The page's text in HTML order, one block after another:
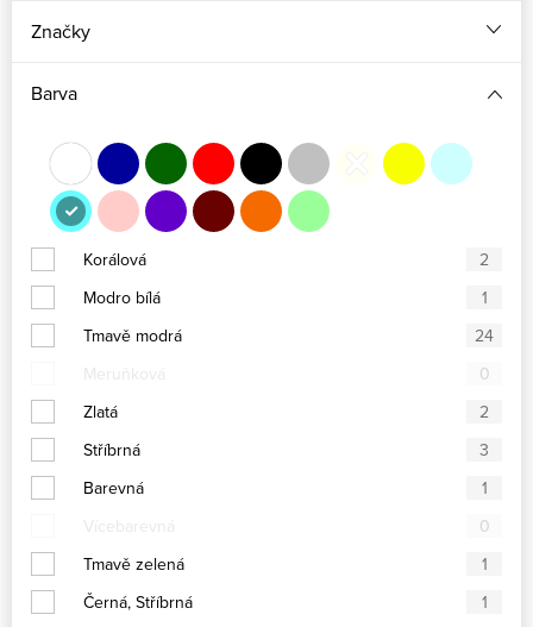
Značky
Barva
Korálová
2
Modro bílá
1
Tmavě modrá
24
Meruňková
0
Zlatá
2
Stříbrná
3
Barevná
1
Vícebarevná
0
Tmavě zelená
1
Černá, Stříbrná
1